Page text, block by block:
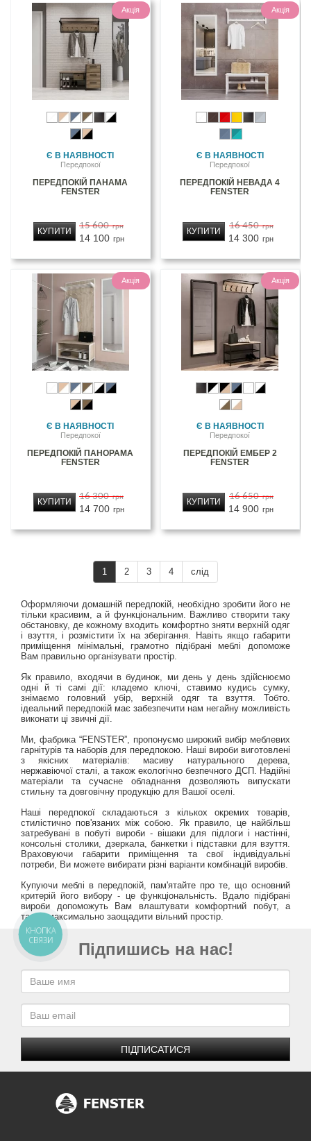
Акція
Є В НАЯВНОСТІ
Передпокої
ПЕРЕДПОКІЙ ПАНАМА
FENSTER
15 600 грн
14 100 грн
КУПИТИ
Акція
Є В НАЯВНОСТІ
Передпокої
ПЕРЕДПОКІЙ НЕВАДА 4
FENSTER
16 450 грн
14 300 грн
КУПИТИ
Акція
Є В НАЯВНОСТІ
Передпокої
ПЕРЕДПОКІЙ ПАНОРАМА
FENSTER
16 300 грн
14 700 грн
КУПИТИ
Акція
Є В НАЯВНОСТІ
Передпокої
ПЕРЕДПОКІЙ ЕМБЕР 2
FENSTER
16 650 грн
14 900 грн
КУПИТИ
1 2 3 4 слід
Оформляючи домашній передпокій, необхідно зробити його не
тільки красивим, а й функціональним. Важливо створити таку
обстановку, де кожному входить комфортно зняти верхній одяг
і взуття, і розмістити їх на зберігання. Навіть якщо габарити
приміщення мінімальні, грамотно підібрані меблі допоможе
Вам правильно організувати простір.
Як правило, входячи в будинок, ми день у день здійснюємо
одні й ті самі дії: кладемо ключі, ставимо кудись сумку,
знімаємо головний убір, верхній одяг та взуття. Тобто.
ідеальний передпокій має забезпечити нам негайну можливість
виконати ці звичні дії.
Ми, фабрика “FENSTER”, пропонуємо широкий вибір меблевих
гарнітурів та наборів для передпокою. Наші вироби виготовлені
з якісних матеріалів: масиву натурального дерева,
нержавіючої сталі, а також екологічно безпечного ДСП. Надійні
матеріали та сучасне обладнання дозволяють випускати
стильну та довговічну продукцію для Вашої оселі.
Наші передпокої складаються з кількох окремих товарів,
стилістично пов'язаних між собою. Як правило, це найбільш
затребувані в побуті вироби - вішаки для підлоги і настінні,
консольні столики, дзеркала, банкетки і підставки для взуття.
Враховуючи габарити приміщення та свої індивідуальні
потреби, Ви можете вибирати різні варіанти комбінацій виробів.
Купуючи меблі в передпокій, пам'ятайте про те, що основний
критерій його вибору - це функціональність. Вдало підібрані
вироби допоможуть Вам влаштувати комфортний побут, а
також максимально заощадити вільний простір.
Підпишись на нас!
ПІДПИСАТИСЯ
КНОПКА
СВЯЗИ